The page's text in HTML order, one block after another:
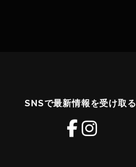
SNSで最新情報を受け取る